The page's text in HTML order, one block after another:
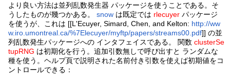
より良い方法は並列乱数発生器 パッケージを使うことである。そ
うしたものが幾つかある。snow は既定では rlecuyer パッケージ
を使うが、これは [[L'Ecuyer, Simard, Chen, and Kelton: http://ww
w.iro.umontreal.ca/%7Elecuyer/myftp/papers/streams00.pdf]] の並
列乱数発生パッケージへの インタフェイスである。 関数clusterSe
tupRNG は初期化を行う。追加引数無しで呼び出すと ランダムな
種を使う。ヘルプ頁で説明された名前付き引数を使えば初期値をコ
ントロールできる：